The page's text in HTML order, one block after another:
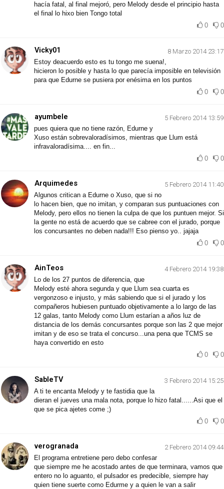
hacía fatal, al final mejoró, pero Melody desde el principio hasta
el final lo hixo bien Tongo total
0
0
Vicky01
8 Marzo 2014 23:17
Estoy deacuerdo esto es tu tongo me suena!,
hicieron lo posible y hasta lo que parecía imposible en televisión
para que Edurne se pusiera por enésima en los puntos
0
0
ayumbele
5 Febrero 2014 13:59
pues quiera que no tiene razón, Edurne y
Xuso están sobrevaloradísimos, mientras que Llum está
infravaloradísima.... en fin...
0
0
Arquimedes
5 Febrero 2014 11:40
Algunos critican a Edurne o Xuso, que si no
lo hacen bien, que no imitan, y comparan sus puntuaciones con
Melody, pero ellos no tienen la culpa de que los puntuen mejor. Si
la gente no está de acuerdo que se cabree con el jurado, porque
los concursantes no deben nada!!! Eso pienso yo.. jajaja
0
0
AinTeos
4 Febrero 2014 19:38
Lo de los 27 puntos de diferencia, que
Melody esté ahora segunda y que Llum sea cuarta es
vergonzoso e injusto, y más sabiendo que si el jurado y los
compañeros hubiesen puntuado objetivamente a lo largo de las
12 galas, tanto Melody como Llum estarían a años luz de
distancia de los demás concursantes porque son las 2 que mejor
imitan y de eso se trata el concurso...una pena que TCMS se
haya convertido en esto
0
0
SableTV
3 Febrero 2014 15:25
A ti te encanta Melody y te fastidia que la
dieran el jueves una mala nota, porque lo hizo fatal......Asi que el
que se pica ajetes come ;)
0
0
verogranada
2 Febrero 2014 09:44
El programa entretiene pero debo confesar
que siempre me he acostado antes de que terminara, vamos que
entero no lo aguanto, el pulsador es predecible, siempre hay
quien tiene suerte como Edurme y a quien le van a salir